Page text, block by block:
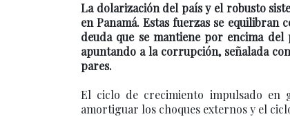
La dolarización del país y el robusto
en Panamá. Estas fuerzas se equilibran
deuda que se mantiene por encima del
apuntando a la corrupción, señalada
pares.
El ciclo de crecimiento impulsado
amortiguar los choques externos y el